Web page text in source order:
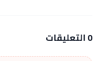
0 التعليقات